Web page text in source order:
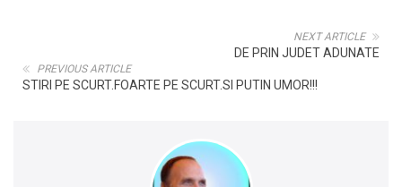
NEXT ARTICLE
DE PRIN JUDET ADUNATE
PREVIOUS ARTICLE
STIRI PE SCURT.FOARTE PE SCURT.SI PUTIN UMOR!!!